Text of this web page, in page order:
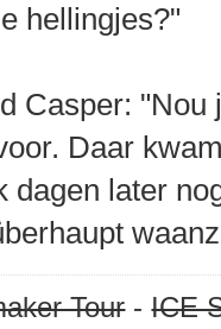
hellingjes?"
Casper: "Nou
Daar
dagen later
Tour-ICE